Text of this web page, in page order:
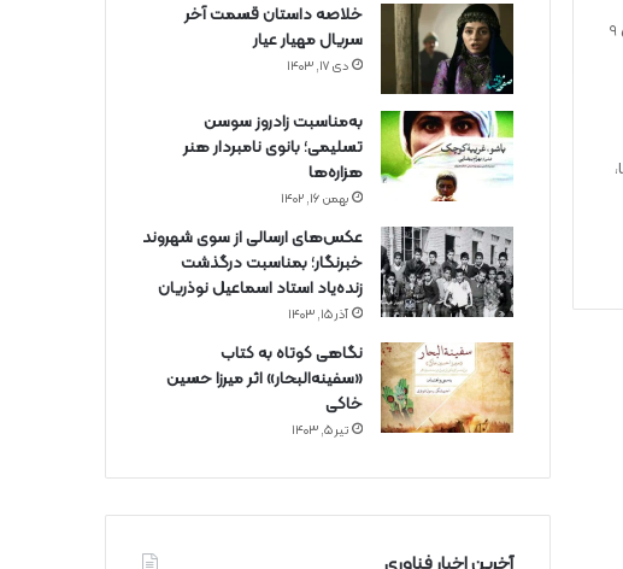
۹
خلاصه داستان قسمت آخر
سریال مهیار عیار
دی ۱۷, ۱۴۰۳
به‌مناسبت زادروز سوسن
تسلیمی؛ بانوی نامبردار هنر
هزاره‌ها
بهمن ۱۶, ۱۴۰۲
عکس‌های ارسالی از سوی شهروند
خبرنگار؛ بمناسبت درگذشت
زنده‌یاد استاد اسماعیل نوذریان
آذر ۱۵, ۱۴۰۳
نگاهی کوتاه به کتاب
«سفینه‌البحار» اثر میرزا حسین
خاکی
تیر ۵, ۱۴۰۳